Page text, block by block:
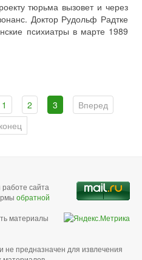
тюрьма вызовет и через
Доктор Рудольф Радтке
психиатры в марте 1989
1 2 3
Вперед
сайта
обратной
материалы
не предназначен для извлечения